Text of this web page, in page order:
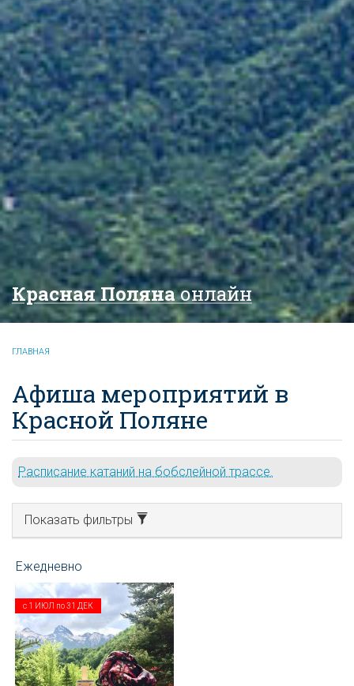
Красная Полянаонлайн
ГЛАВНАЯ
Афиша мероприятий в
Красной Поляне
Расписание катаний на бобслейной трассе.
Показать фильтры
с 1 ИЮЛ по31 ДЕК